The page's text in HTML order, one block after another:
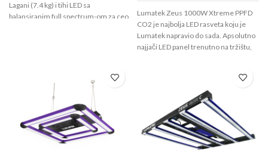
Lagani (7.4 kg) i tihi LED sa
balansiranim full spectrum-om za ceo
growove uz odličan odnos cene i
Kontaktiraj nas za savet i brzu
isporuku. 🌱
Lumatek Zeus 1000W Xtreme PPFD
CO2 je najbolja LED rasveta koju je
Lumatek napravio do sada. Apsolutno
najjači LED panel trenutno na tržištu,
fotonskoj efikasnosti (efikasnost
konstrukcije) od 2,9 µmol / J.
Namenjen je za površinu od barem
1.5m x 1.5m (2.25mm2) na kojoj
izvlači maksimalne rezultate.
Optimalno se koristi na površini od
1.8m x 1.8m (3.24mm2)